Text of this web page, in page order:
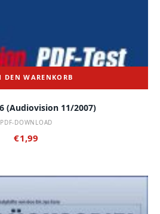
DEN WARENKORB
(audiovision 11/2007)
PDF-DOWNLOAD
€1,99